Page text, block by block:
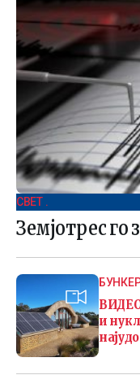
СВЕТ .
Земјотрес го
и